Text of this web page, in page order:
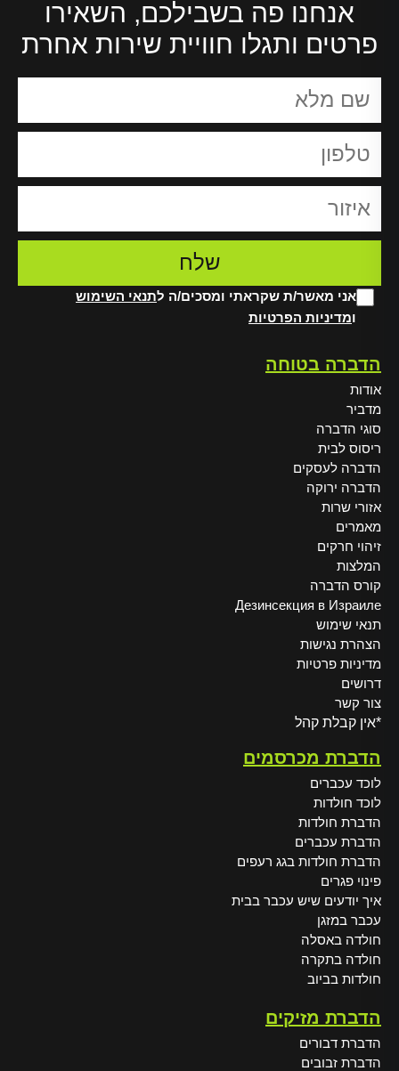
אנחנו פה בשבילכם, השאירו
פרטים ותגלו חוויית שירות אחרת
אני מאשר/ת שקראתי ומסכים/ה לתנאי השימוש
ומדיניות הפרטיות
הדברה בטוחה
אודות
מדביר
סוגי הדברה
ריסוס לבית
הדברה לעסקים
הדברה ירוקה
אזורי שרות
מאמרים
זיהוי חרקים
המלצות
קורס הדברה
Дезинсекция в Израиле
תנאי שימוש
הצהרת נגישות
מדיניות פרטיות
דרושים
צור קשר
*אין קבלת קהל
הדברת מכרסמים
לוכד עכברים
לוכד חולדות
הדברת חולדות
הדברת עכברים
הדברת חולדות בגג רעפים
פינוי פגרים
איך יודעים שיש עכבר בבית
עכבר במזגן
חולדה באסלה
חולדה בתקרה
חולדות בביוב
הדברת מזיקים
הדברת דבורים
הדברת זבובים